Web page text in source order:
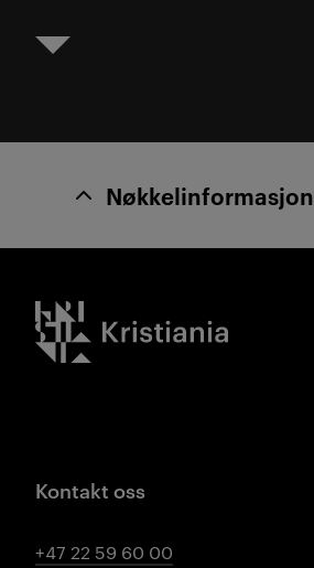
Nøkkelinformasjon
Kristiania logo
Kontakt oss
+47 22 59 60 00